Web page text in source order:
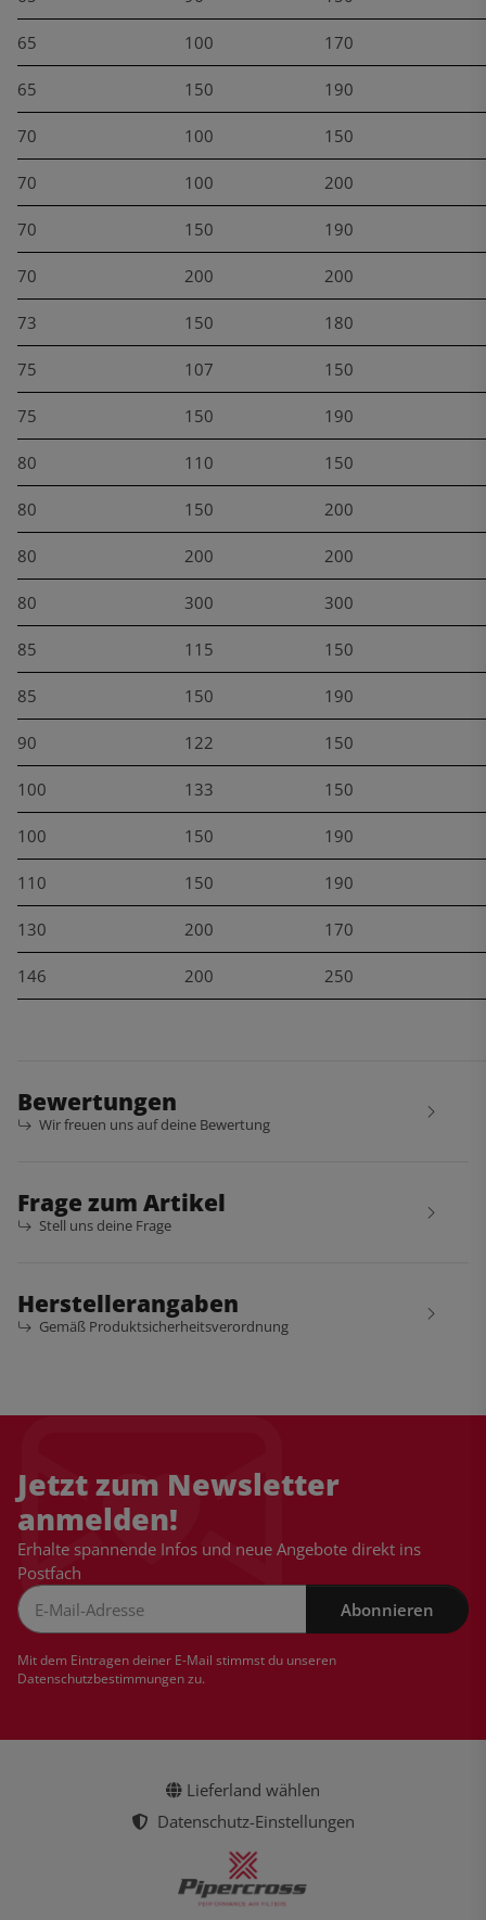
65 100 170
65 150 190
70 100 150
70 100 200
70 150 190
70 200 200
73 150 180
75 107 150
75 150 190
80 110 150
80 150 200
80 200 200
80 300 300
85 115 150
85 150 190
90 122 150
100 133 150
100 150 190
110 150 190
130 200 170
146 200 250
Bewertungen
Wir freuen uns auf deine Bewertung
Frage zum Artikel
Stell uns deine Frage
Herstellerangaben
Gemäß Produktsicherheitsverordnung
Jetzt zum Newsletter
anmelden!
Erhalte spannende Infos und neue Angebote direkt ins
Postfach
Abonnieren
Mit dem Eintragen deiner E-Mail stimmst du unseren
Datenschutzbestimmungenzu.
Lieferland wählen
Datenschutz-Einstellungen